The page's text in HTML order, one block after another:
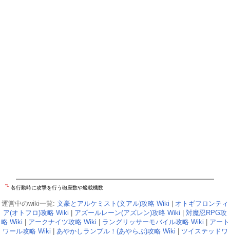
*1 各行動時に攻撃を行う砲座数や艦載機数
運営中のwiki一覧: 文豪とアルケミスト(文アル)攻略 Wiki
オトギフロンティ
ア(オトフロ)攻略 Wiki
アズールレーン(アズレン)攻略 Wiki
対魔忍RPG攻
略 Wiki
アークナイツ攻略 Wiki ラングリッサーモバイル攻略 Wiki
アート
ワール攻略 Wiki
あやかしランブル！(あやらぶ)攻略 Wiki
ツイステッドワ